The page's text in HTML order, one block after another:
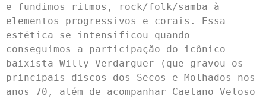
e fundimos ritmos, rock/folk/samba à
elementos progressivos e corais. Essa
estética se intensificou quando
conseguimos a participação do icônico
baixista Willy Verdarguer (que gravou os
principais discos dos Secos e Molhados nos
anos 70, além de acompanhar Caetano Veloso